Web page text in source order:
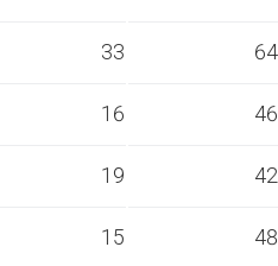
33 64
16 46
19 42
15 48